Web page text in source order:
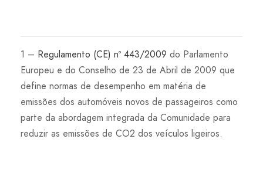
1 – Regulamento (CE) nº 443/2009 do Parlamento
Europeu e do Conselho de 23 de Abril de 2009 que
define normas de desempenho em matéria de
emissões dos automóveis novos de passageiros como
parte da abordagem integrada da Comunidade para
reduzir as emissões de CO2 dos veículos ligeiros.